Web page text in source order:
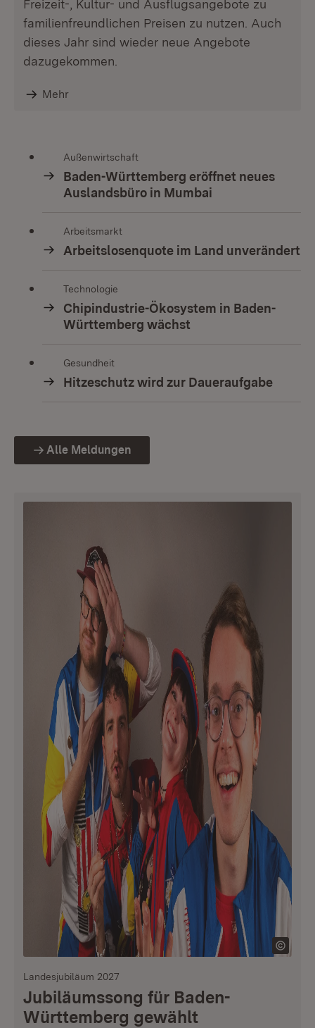
Freizeit-, Kultur- und Ausflugsangebote zu
familienfreundlichen Preisen zu nutzen. Auch
dieses Jahr sind wieder neue Angebote
dazugekommen.
Mehr
Außenwirtschaft
Baden-Württemberg eröffnet neues
Auslandsbüro in Mumbai
Arbeitsmarkt
Arbeitslosenquote im Land unverändert
Technologie
Chipindustrie-Ökosystem in Baden-
Württemberg wächst
Gesundheit
Hitzeschutz wird zur Daueraufgabe
Alle Meldungen
Landesjubiläum 2027
Jubiläumssong für Baden-
Württemberg gewählt